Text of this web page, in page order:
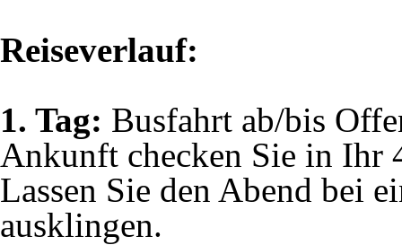
Reiseverlauf:
1. Tag: Busfahrt ab/bis
Ankunft checken Sie in
Lassen Sie den Abend bei
ausklingen.